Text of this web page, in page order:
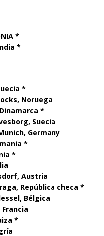
*
*
*
Noruega
*
Suecia
Germany
*
*
Austria
República checa *
Bélgica
*